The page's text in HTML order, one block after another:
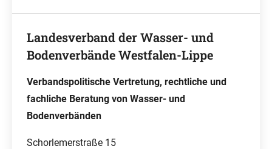
Landesverband der Wasser- und
Bodenverbände Westfalen-Lippe
Verbandspolitische Vertretung, rechtliche und
fachliche Beratung von Wasser- und
Bodenverbänden
Schorlemerstraße 15